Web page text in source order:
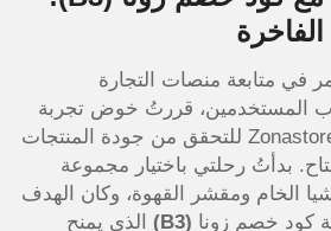
في متابعة منصات التجارة
المستخدمين، قررتُ خوض تجربة
شراء كاملة من متجر Zonastore للتحقق من جودة المنتجات
بدأتُ رحلتي باختيار مجموعة
الخام ومقشر القهوة، وكان الهدف
كود خصم زونا (B3)
الذي يمنح